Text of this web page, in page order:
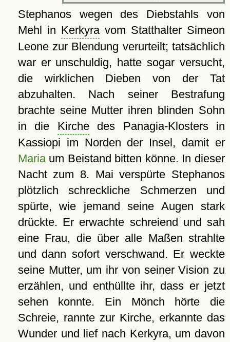
Stephanos wegen des Diebstahls von
Mehl in Kerkyravom Statthalter Simeon
Leone zur Blendung verurteilt; tatsächlich
war er unschuldig, hatte sogar versucht,
die wirklichen Dieben von der Tat
abzuhalten. Nach seiner Bestrafung
brachte seine Mutter ihren blinden Sohn
in die Kirchedes Panagia-Klosters in
Kassiopi im Norden der Insel, damit er
Mariaum Beistand bitten könne. In dieser
Nacht zum 8. Mai verspürte Stephanos
plötzlich schreckliche Schmerzen und
spürte, wie jemand seine Augen stark
drückte. Er erwachte schreiend und sah
eine Frau, die über alle Maßen strahlte
und dann sofort verschwand. Er weckte
seine Mutter, um ihr von seiner Vision zu
erzählen, und enthüllte ihr, dass er jetzt
sehen konnte. Ein Mönch hörte die
Schreie, rannte zur Kirche, erkannte das
Wunder und lief nach Kerkyra, um davon